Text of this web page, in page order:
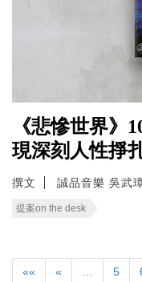
《悲慘世界
現深刻人性掙
撰文 誠品音樂 吳武
提案on the desk
«« « 5